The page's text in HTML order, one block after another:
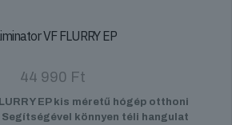
VF FLURRY EP
44 990 Ft
EP kis méretű hógép otthoni
könnyen téli hangulat